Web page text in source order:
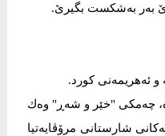
بەر بەشکست بگیرێ.
و ئەهریمەنی کورد.
چەمكی "خێر و شەڕ" وەك
شارستانی مرۆڤایەتیا